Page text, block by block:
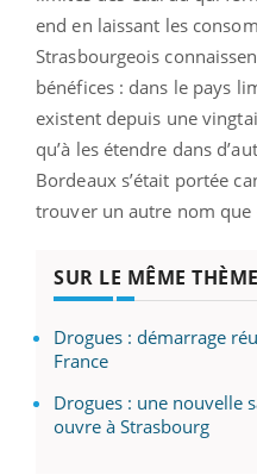
end en laissant les
Strasbourgeois
bénéfices : dans le pays
existent depuis une
qu’à les étendre dans
Bordeaux s’était portée
trouver un autre nom que
SUR LE MÊME THÈME
Drogues : démarrage
France
Drogues : une nouvelle
ouvre à Strasbourg